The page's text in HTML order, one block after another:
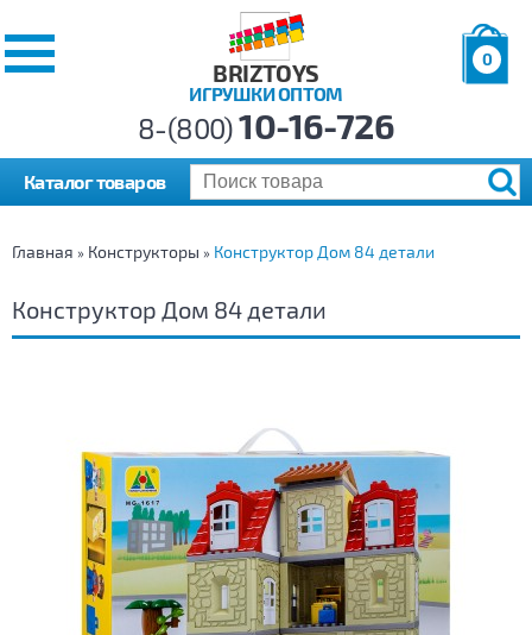
BRIZTOYS
ИГРУШКИ ОПТОМ
0
р.
8-(800)10-16-726
Каталог товаров
Главная » Конструкторы » Конструктор Дом 84 детали
Конструктор Дом 84 детали